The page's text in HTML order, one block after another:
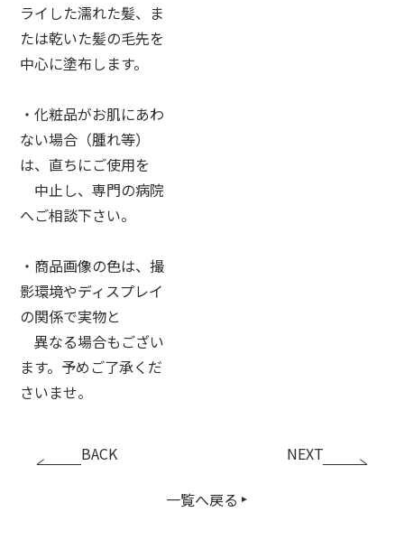
ライした濡れた髪、ま
たは乾いた髪の毛先を
中心に塗布します。
・化粧品がお肌にあわ
ない場合（腫れ等）
は、直ちにご使用を
中止し、専門の病院
へご相談下さい。
・商品画像の色は、撮
影環境やディスプレイ
の関係で実物と
異なる場合もござい
ます。予めご了承くだ
さいませ。
BACK
一覧へ戻る
NEXT